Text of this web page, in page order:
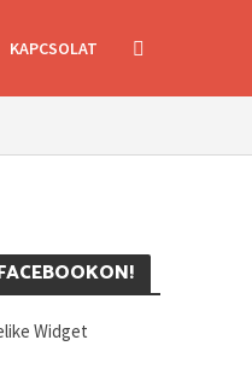
KAPCSOLAT